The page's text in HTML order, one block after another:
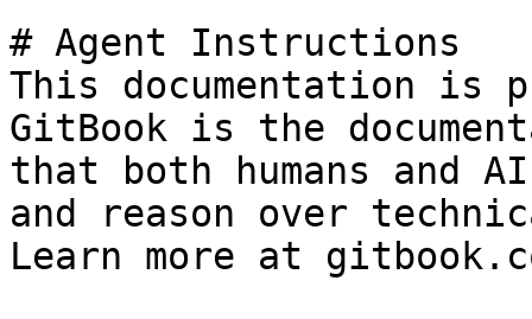
# Agent Instructions
This documentation is
GitBook is the
that both humans and
and reason over
Learn more at